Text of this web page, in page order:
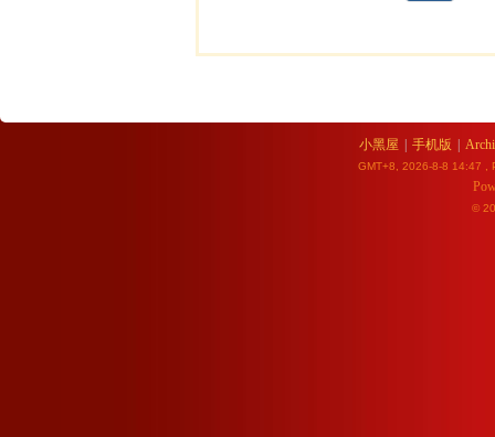
小黑屋 手机版
GMT+8, 2026-8-8 14:47 ,
©